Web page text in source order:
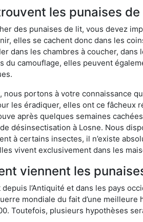
les punaises de
des punaises de lit, vous devez
elles se cachent donc dans les
dans les chambres à coucher,
du camouflage, elles peuvent
nous portons à votre connaissance
les éradiquer, elles ont ce fâcheux
après quelques semaines
désinsectisation à Losne. Nous
à certains insectes, il n’existe
vivent exclusivement dans les
viennent les
l’Antiquité et dans les pays
mondiale du fait d’une
Toutefois, plusieurs hypothèses